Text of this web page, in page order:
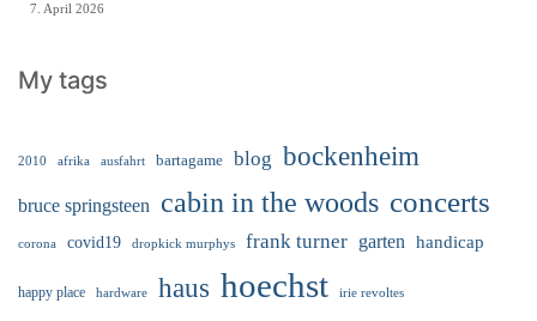
7. April 2026
My tags
2010 afrika ausfahrt bartagame blog bockenheim
bruce springsteen cabin in the woods concerts
corona covid19 dropkick murphys frank turner garten handicap
happy place hardware haus hoechst irie revoltes